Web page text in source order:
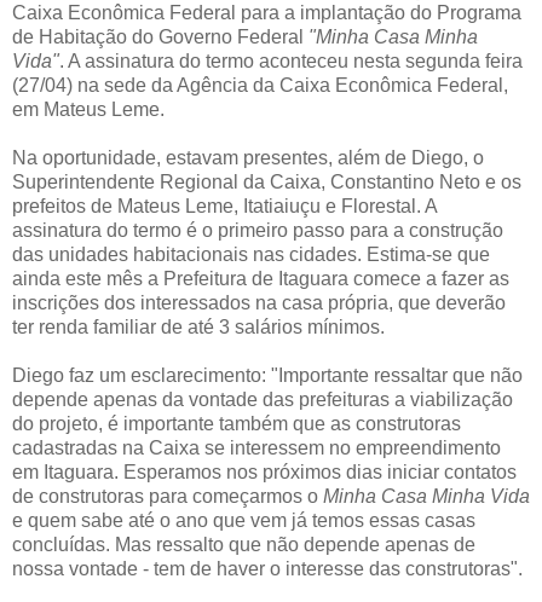
Caixa Econômica Federal para a implantação do Programa
de Habitação do Governo Federal "Minha Casa Minha
Vida". A assinatura do termo aconteceu nesta segunda feira
(27/04) na sede da Agência da Caixa Econômica Federal,
em Mateus Leme.
Na oportunidade, estavam presentes, além de Diego, o
Superintendente Regional da Caixa, Constantino Neto e os
prefeitos de Mateus Leme, Itatiaiuçu e Florestal. A
assinatura do termo é o primeiro passo para a construção
das unidades habitacionais nas cidades. Estima-se que
ainda este mês a Prefeitura de Itaguara comece a fazer as
inscrições dos interessados na casa própria, que deverão
ter renda familiar de até 3 salários mínimos.
Diego faz um esclarecimento: "Importante ressaltar que não
depende apenas da vontade das prefeituras a viabilização
do projeto, é importante também que as construtoras
cadastradas na Caixa se interessem no empreendimento
em Itaguara. Esperamos nos próximos dias iniciar contatos
de construtoras para começarmos o Minha Casa Minha Vida
e quem sabe até o ano que vem já temos essas casas
concluídas. Mas ressalto que não depende apenas de
nossa vontade - tem de haver o interesse das construtoras".